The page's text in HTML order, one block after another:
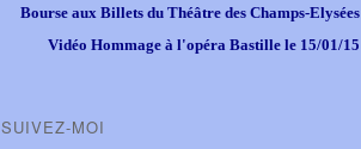
Bourse aux Billets du Théâtre des Champs-Elysées
Vidéo Hommage à l'opéra Bastille le 15/01/15
SUIVEZ-MOI